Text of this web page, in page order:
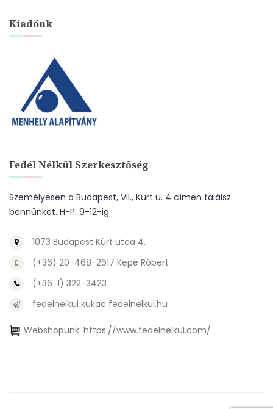
Kiadónk
Fedél Nélkül Szerkesztőség
Személyesen a Budapest, VII., Kürt u. 4 címen találsz
bennünket. H-P: 9-12-ig
1073 Budapest Kürt utca 4.
(+36) 20-468-2617 Kepe Róbert
(+36-1) 322-3423
fedelnelkul kukac fedelnelkul.hu
Webshopunk: https://www.fedelnelkul.com/